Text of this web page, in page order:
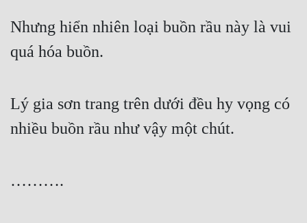
Khoa Huyễn Không Gian
Kinh Dị
Kỳ Huyễn
Kỳ Ảo
Nhưng hiển nhiên loại buồn rầu này là vui
quá hóa buồn.
Lý gia sơn trang trên dưới đều hy vọng có
nhiều buồn rầu như vậy một chút.
……….